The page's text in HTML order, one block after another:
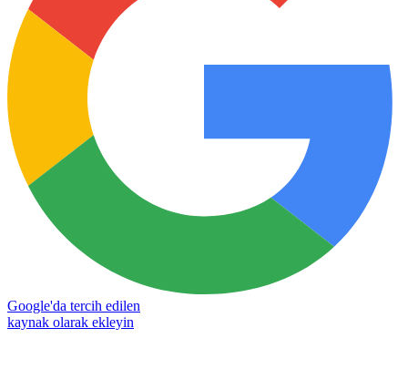
Google'da tercih edilen
kaynak olarak ekleyin